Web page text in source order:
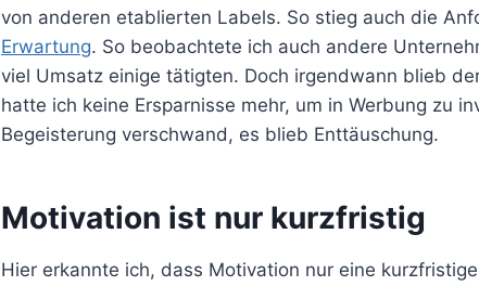
von anderen etablierten Labels. So stieg auch die
Erwartung. So beobachtete ich auch andere
viel Umsatz einige tätigten. Doch irgendwann blieb
hatte ich keine Ersparnisse mehr, um in Werbung zu
Begeisterung verschwand, es blieb Enttäuschung.
Motivation ist nur kurzfristig
Hier erkannte ich, dass Motivation nur eine